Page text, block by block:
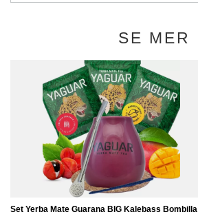
SE MER
Set Yerba Mate Guarana BIG Kalebass Bombilla